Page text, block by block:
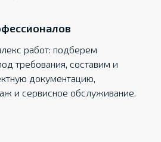
работ: подберем
требования, составим и
документацию,
и сервисное обслуживание.